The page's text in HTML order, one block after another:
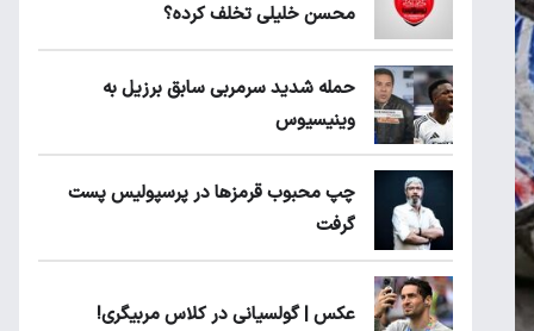
محسن خلیلی تخلف کرده؟
حمله شدید سرمربی سابق برزیل به
وینیسیوس
چپ محبوب قرمزها در پرسپولیس پست
گرفت
عکس | گولسیانی در کلاس مربیگری!